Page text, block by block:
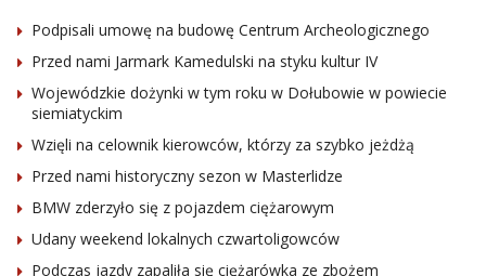
Podpisali umowę na budowę Centrum Archeologicznego
Przed nami Jarmark Kamedulski na styku kultur IV
Wojewódzkie dożynki w tym roku w Dołubowie w powiecie
siemiatyckim
Wzięli na celownik kierowców, którzy za szybko jeżdżą
Przed nami historyczny sezon w Masterlidze
BMW zderzyło się z pojazdem ciężarowym
Udany weekend lokalnych czwartoligowców
Podczas jazdy zapaliła się ciężarówka ze zbożem